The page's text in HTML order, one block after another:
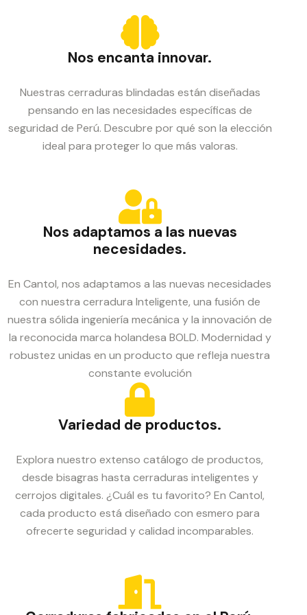
Nos encanta innovar.
Nuestras cerraduras blindadas están diseñadas
pensando en las necesidades específicas de
seguridad de Perú. Descubre por qué son la elección
ideal para proteger lo que más valoras.
Nos adaptamos a las nuevas
necesidades.
En Cantol, nos adaptamos a las nuevas necesidades
con nuestra cerradura Inteligente, una fusión de
nuestra sólida ingeniería mecánica y la innovación de
la reconocida marca holandesa BOLD. Modernidad y
robustez unidas en un producto que refleja nuestra
constante evolución
Variedad de productos.
Explora nuestro extenso catálogo de productos,
desde bisagras hasta cerraduras inteligentes y
cerrojos digitales. ¿Cuál es tu favorito? En Cantol,
cada producto está diseñado con esmero para
ofrecerte seguridad y calidad incomparables.